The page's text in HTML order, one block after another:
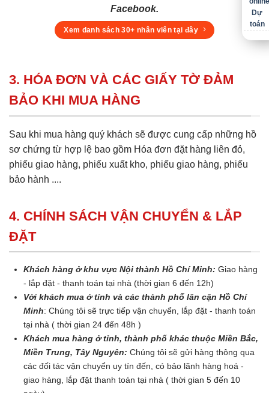
Facebook.
Xem danh sách 30+ nhân viên tại đây
3. HÓA ĐƠN VÀ CÁC GIẤY TỜ ĐẢM
BẢO KHI MUA HÀNG
Sau khi mua hàng quý khách sẽ được cung cấp những hồ
sơ chứng từ hợp lệ bao gồm Hóa đơn đặt hàng liên đỏ,
phiếu giao hàng, phiếu xuất kho, phiếu giao hàng, phiếu
bảo hành ....
4. CHÍNH SÁCH VẬN CHUYỂN & LẮP
ĐẶT
Khách hàng ở khu vực Nội thành Hồ Chí Minh: Giao hàng
- lắp đặt - thanh toán tại nhà (thời gian 6 đến 12h)
Với khách mua ở tỉnh và các thành phố lân cận Hồ Chí
Minh: Chúng tôi sẽ trực tiếp vận chuyển, lắp đặt - thanh toán
tại nhà ( thời gian 24 đến 48h )
Khách mua hàng ở tỉnh, thành phố khác thuộc Miền Bắc,
Miền Trung, Tây Nguyên: Chúng tôi sẽ gửi hàng thông qua
các đối tác vận chuyển uy tín đến, có bảo lãnh hàng hoá -
giao hàng, lắp đặt thanh toán tại nhà ( thời gian 5 đến 10
Dự
toán